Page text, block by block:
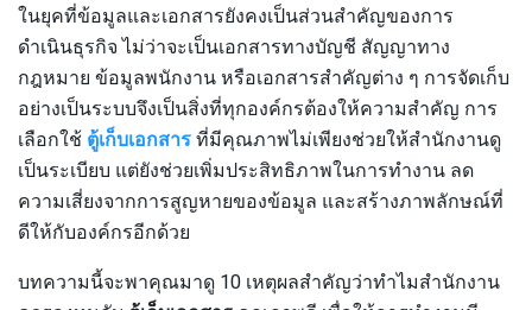
ในยุคที่ข้อมูลและเอกสารยังคงเป็นส่วนสำคัญของการ
ดำเนินธุรกิจ ไม่ว่าจะเป็นเอกสารทางบัญชี สัญญาทาง
กฎหมาย ข้อมูลพนักงาน หรือเอกสารสำคัญต่าง ๆ การจัดเก็บ
อย่างเป็นระบบจึงเป็นสิ่งที่ทุกองค์กรต้องให้ความสำคัญ การ
เลือกใช้ ตู้เก็บเอกสารที่มีคุณภาพไม่เพียงช่วยให้สำนักงานดู
เป็นระเบียบ แต่ยังช่วยเพิ่มประสิทธิภาพในการทำงาน ลด
ความเสี่ยงจากการสูญหายของข้อมูล และสร้างภาพลักษณ์ที่
ดีให้กับองค์กรอีกด้วย
บทความนี้จะพาคุณมาดู 10 เหตุผลสำคัญว่าทำไมสำนักงาน